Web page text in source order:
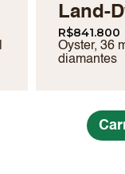
Land-
R$841.800
Oyster, 36
diamantes